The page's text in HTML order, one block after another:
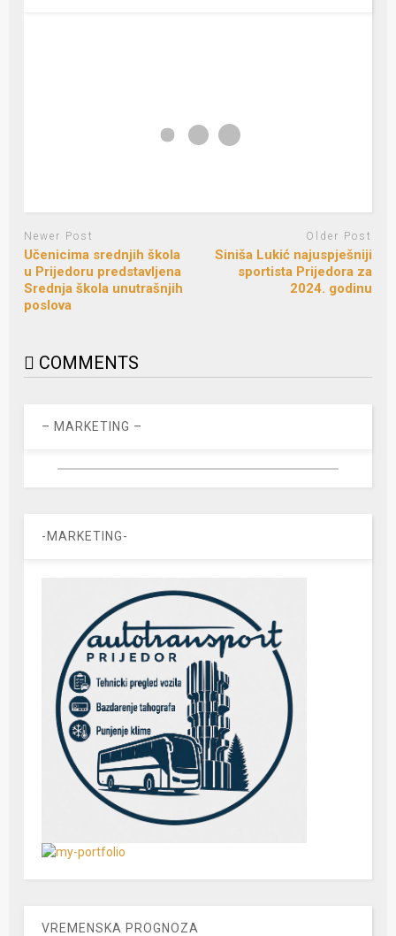
Newer Post
Učenicima srednjih škola
u Prijedoru predstavljena
Srednja škola unutrašnjih
poslova
Older Post
Siniša Lukić najuspješniji
sportista Prijedora za
2024. godinu
COMMENTS
– MARKETING –
-MARKETING-
VREMENSKA PROGNOZA